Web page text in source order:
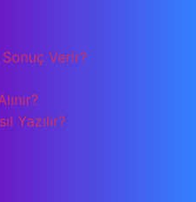
Verir?
Yazılır?